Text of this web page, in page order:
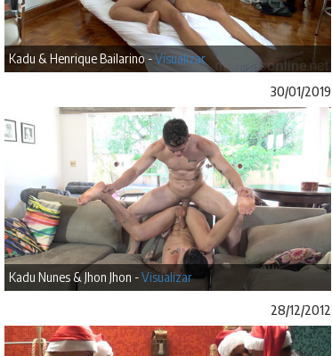
Kadu & Henrique Bailarino -Visualizar
30/01/2019
Kadu Nunes & Jhon Jhon -Visualizar
28/12/2012